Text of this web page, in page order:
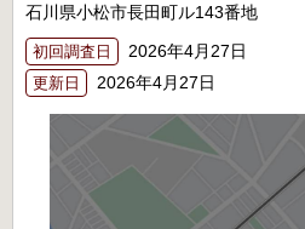
石川県小松市長田町ル143番地
初回調査日 2026年4月27日
更新日 2026年4月27日